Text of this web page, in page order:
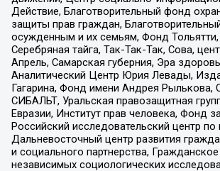
Действие, Благотворительный фонд
защиты прав граждан,
осужденным и их семьям, Фонд
Серебряная тайга, Так-Так-Так, Сова,
Апрель, Самарская губерния, Эра
Аналитический Центр Юрия Левады,
Гагарина, Фонд имени Андрея Рылькова,
СИБАЛЬТ, Уральская правозащитная
Евразии, Институт прав человека, Фонд
Российский исследовательский центр по
Дальневосточный центр развития
и социального партнерства,
независимых социологических